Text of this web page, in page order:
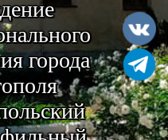
города